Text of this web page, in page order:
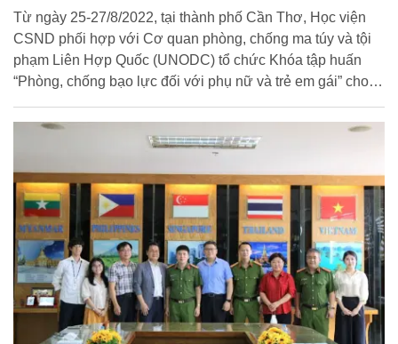
Từ ngày 25-27/8/2022, tại thành phố Cần Thơ, Học viện
CSND phối hợp với Cơ quan phòng, chống ma túy và tội
phạm Liên Hợp Quốc (UNODC) tổ chức Khóa tập huấn
“Phòng, chống bạo lực đối với phụ nữ và trẻ em gái” cho